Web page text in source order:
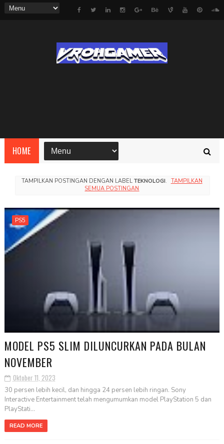
HOME
TAMPILKAN POSTINGAN DENGAN LABELTEKNOLOGI. TAMPILKAN
SEMUA POSTINGAN
PS5
MODEL PS5 SLIM DILUNCURKAN PADA BULAN
NOVEMBER
Oktober 11, 2023
30 persen lebih kecil, dan hingga 24 persen lebih ringan. Sony
Interactive Entertainment telah mengumumkan model PlayStation 5 dan
PlayStati...
READ MORE